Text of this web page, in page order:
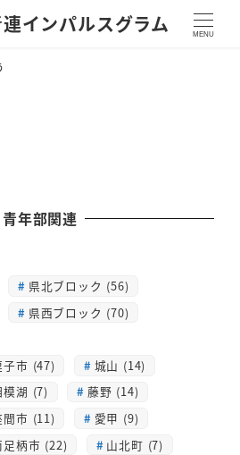
インパルスグラム MENU
青年部関連
県北ブロック (56)
県西ブロック (70)
子市 (47)
城山 (14)
模湖 (7)
藤野 (14)
間市 (11)
愛甲 (9)
足柄市 (22)
山北町 (7)